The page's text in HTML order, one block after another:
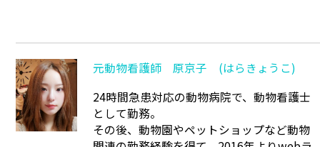
元動物看護師 原京子 (はらきょうこ)
24時間急患対応の動物病院で、動物看護士
として勤務。
その後、動物園やペットショップなど動物